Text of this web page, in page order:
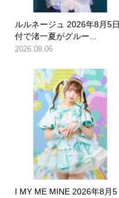
ルルネージュ 2026年8月5日
付で渚一夏がグルー...
2026.08.06
I MY ME MINE 2026年8月5